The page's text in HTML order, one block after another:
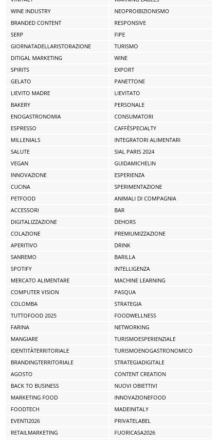
WINE INDUSTRY
NEOPROIBIZIONISMO
BRANDED CONTENT
RESPONSIVE
SERP
FIPE
GIORNATADELLARISTORAZIONE
TURISMO
DITIGAL MARKETING
WINE
SPIRITS
EXPORT
GELATO
PANETTONE
LIEVITO MADRE
LIEVITATO
BAKERY
PERSONALE
ENOGASTRONOMIA
CONSUMATORI
ESPRESSO
CAFFÈSPECIALTY
MILLENIALS
INTEGRATORI ALIMENTARI
SALUTE
SIAL PARIS 2024
VEGAN
GUIDAMICHELIN
INNOVAZIONE
ESPERIENZA
CUCINA
SPERIMENTAZIONE
PETFOOD
ANIMALI DI COMPAGNIA
ACCESSORI
BAR
DIGITALIZZAZIONE
DEHORS
COLAZIONE
PREMIUMIZZAZIONE
APERITIVO
DRINK
SANREMO
BARILLA
SPOTIFY
INTELLIGENZA
MERCATO ALIMENTARE
MACHINE LEARNING
COMPUTER VISION
PASQUA
COLOMBA
STRATEGIA
TUTTOFOOD 2025
FOODWELLNESS
FARINA
NETWORKING
MANGIARE
TURISMOESPERIENZIALE
IDENTITÀTERRITORIALE
TURISMOENOGASTRONOMICO
BRANDINGTERRITORIALE
STRATEGIADIGITALE
AGOSTO
CONTENT CREATION
BACK TO BUSINESS
NUOVI OBIETTIVI
MARKETING FOOD
INNOVAZIONEFOOD
FOODTECH
MADEINITALY
EVENTI2026
PRIVATELABEL
RETAILMARKETING
FUORICASA2026